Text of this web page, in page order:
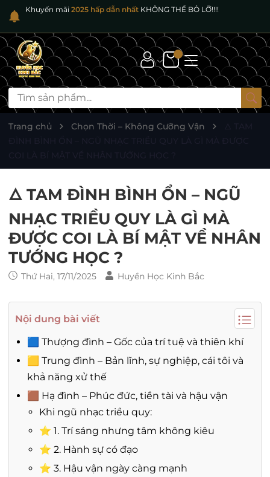
Khuyến mãi 2025 hấp dẫn nhất KHÔNG THỂ BỎ LỠ!!!!
Trang chủ Chọn Thời – Không Cưỡng Vận
🜂 TAM ĐÌNH BÌNH ỔN – NGŨ
NHẠC TRIỀU QUY LÀ GÌ MÀ
ĐƯỢC COI LÀ BÍ MẬT VỀ NHÂN
TƯỚNG HỌC ?
Thứ Hai, 17/11/2025 Huyền Học Kinh Bắc
Nội dung bài viết
🟦 Thượng đình – Gốc của trí tuệ và thiên khí
🟨 Trung đình – Bản lĩnh, sự nghiệp, cái tôi và
khả năng xử thế
🟫 Hạ đình – Phúc đức, tiền tài và hậu vận
Khi ngũ nhạc triều quy:
⭐ 1. Trí sáng nhưng tâm không kiêu
⭐ 2. Hành sự có đạo
⭐ 3. Hậu vận ngày càng mạnh